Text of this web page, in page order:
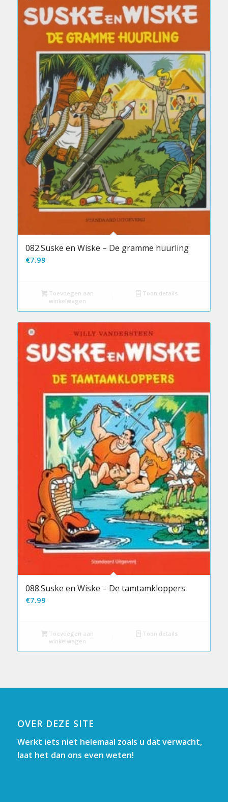
082.Suske en Wiske – De gramme huurling
€7.99
Toevoegen aan
winkelwagen
Toon details
088.Suske en Wiske – De tamtamkloppers
€7.99
Toevoegen aan
winkelwagen
Toon details
OVER DEZE SITE
Werkt iets niet helemaal zoals u dat verwacht,
laat het dan ons even weten!